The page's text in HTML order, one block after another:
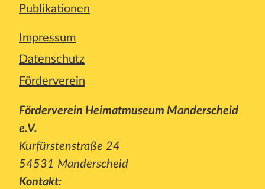
Publikationen
Impressum
Datenschutz
Förderverein
Förderverein Heimatmuseum Manderscheid
e.V.
Kurfürstenstraße 24
54531 Manderscheid
Kontakt: